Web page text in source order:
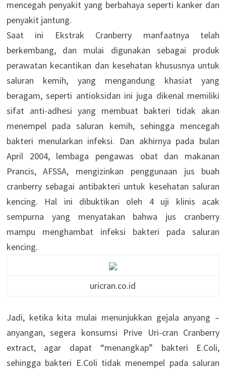
mencegah penyakit yang berbahaya seperti kanker dan
penyakit jantung.
Saat ini Ekstrak Cranberry manfaatnya telah
berkembang, dan mulai digunakan sebagai produk
perawatan kecantikan dan kesehatan khususnya untuk
saluran kemih, yang mengandung khasiat yang
beragam, seperti antioksidan ini juga dikenal memiliki
sifat anti-adhesi yang membuat bakteri tidak akan
menempel pada saluran kemih, sehingga mencegah
bakteri menularkan infeksi. Dan akhirnya pada bulan
April 2004, lembaga pengawas obat dan makanan
Prancis, AFSSA, mengizinkan penggunaan jus buah
cranberry sebagai antibakteri untuk kesehatan saluran
kencing. Hal ini dibuktikan oleh 4 uji klinis acak
sempurna yang menyatakan bahwa jus cranberry
mampu menghambat infeksi bakteri pada saluran
kencing.
uricran.co.id
Jadi, ketika kita mulai menunjukkan gejala anyang –
anyangan, segera konsumsi Prive Uri-cran Cranberry
extract, agar dapat “menangkap” bakteri E.Coli,
sehingga bakteri E.Coli tidak menempel pada saluran